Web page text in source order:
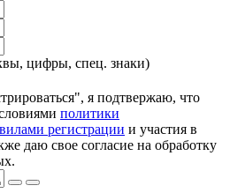
цифры, спец. знаки)
я подтвержаю, что
политики
регистрации и участия в
даю свое согласие на обработку